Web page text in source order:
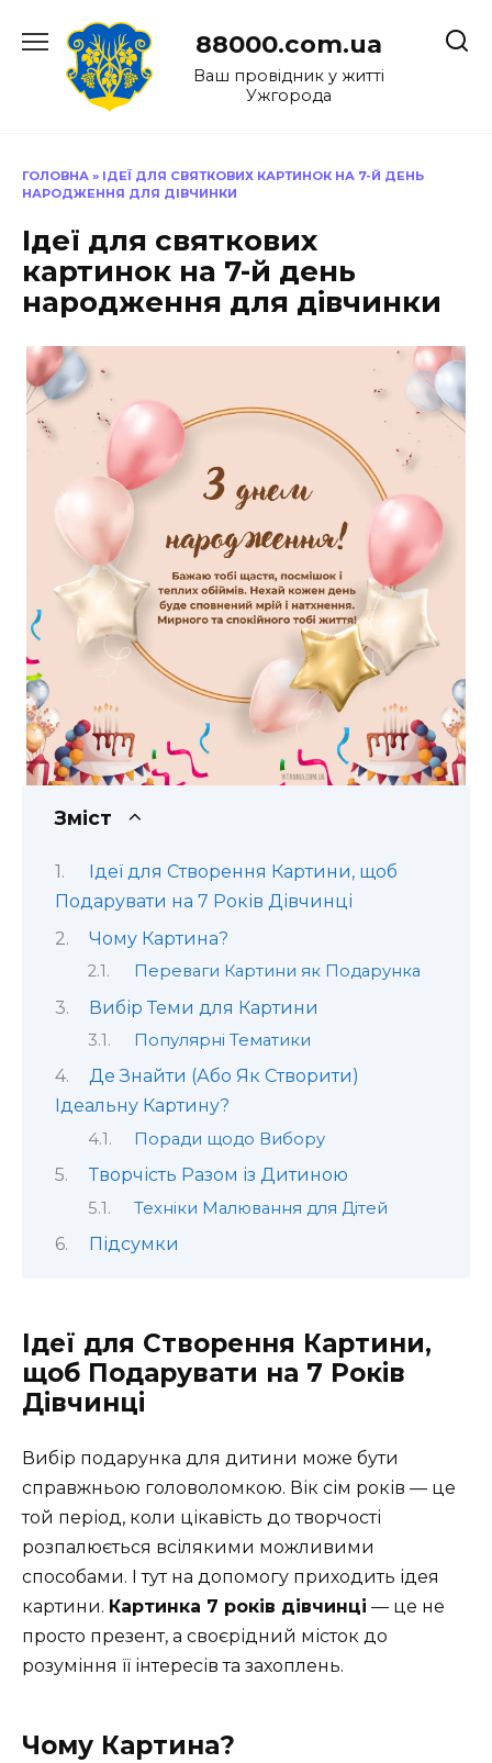
до
88000.com.ua
Ваш провідник у житті
Ужгорода
ГОЛОВНА » ІДЕЇ ДЛЯ СВЯТКОВИХ КАРТИНОК НА 7-Й ДЕНЬ
НАРОДЖЕННЯ ДЛЯ ДІВЧИНКИ
Ідеї для святкових
картинок на 7-й день
народження для дівчинки
Зміст
Ідеї для Створення Картини, щоб
Подарувати на 7 Років Дівчинці
Чому Картина?
Переваги Картини як Подарунка
Вибір Теми для Картини
Популярні Тематики
Де Знайти (Або Як Створити)
Ідеальну Картину?
Поради щодо Вибору
Творчість Разом із Дитиною
Техніки Малювання для Дітей
Підсумки
Ідеї для Створення Картини,
щоб Подарувати на 7 Років
Дівчинці
Вибір подарунка для дитини може бути
справжньою головоломкою. Вік сім років — це
той період, коли цікавість до творчості
розпалюється всілякими можливими
способами. І тут на допомогу приходить ідея
картини. Картинка 7 років дівчинці — це не
просто презент, а своєрідний місток до
розуміння її інтересів та захоплень.
Чому Картина?